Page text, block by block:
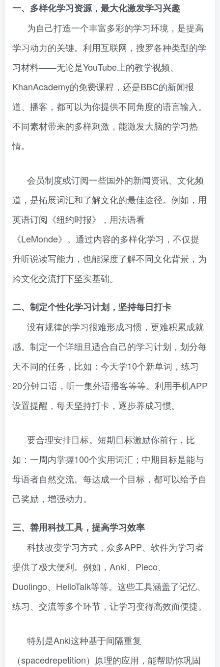
一、多样化学习资源，最大化激发学习兴趣
为自己打造一个丰富多彩的学习环境，是提高
学习动力的关键。利用互联网，搜罗各种类型的学
习材料——无论是YouTube上的教学视频、
KhanAcademy的免费课程，还是BBC的新闻报
道、播客，都可以为你提供不同角度的语言输入。
不同素材带来的多样刺激，能激发大脑的学习热
情。
会员制度或订阅一些国外的新闻资讯、文化频
道，是拓展词汇和了解文化的最佳途径。例如，用
英语订阅《纽约时报》，用法语看
《LeMonde》。通过内容的多样化学习，不仅提
升听说读写能力，也能深度了解不同文化背景，为
跨文化交流打下坚实基础。
二、制定个性化学习计划，坚持每日打卡
没有规律的学习很难形成习惯，更难积累成就
感。制定一个详细且适合自己的学习计划，划分每
天不同的任务，比如：今天学10个新单词，练习
20分钟口语，听一集外语播客等等。利用手机APP
设置提醒，每天坚持打卡，逐步养成习惯。
要合理安排目标。短期目标激励你前行，比
如：一周内掌握100个实用词汇；中期目标是能与
母语者自然交流。每达成一个目标，都可以给予自
己奖励，增强动力。
三、善用科技工具，提高学习效率
科技改变学习方式，众多APP、软件为学习者
提供了极大便利。例如，Anki、Pleco、
Duolingo、HelloTalk等等。这些工具涵盖了记忆、
练习、交流等多个环节，让学习变得高效而便捷。
特别是Anki这种基于间隔重复
（spacedrepetition）原理的应用，能帮助你巩固